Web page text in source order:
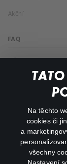
Na těchto
cookies či
a
všechny
Akční
FAQ
Můj účet
Důležité odkazy
facebook